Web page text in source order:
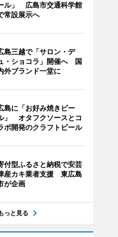
ル」 広島市交通科学館
常設展示へ
島三越で「サロン・デ
・ショコラ」開催へ 国
外ブランド一堂に
島に「お好み焼きビー
」 オタフクソースとコ
ボ開発のクラフトビール
付型ふるさと納税で安芸
産カキ業者支援 東広島
が企画
っと見る